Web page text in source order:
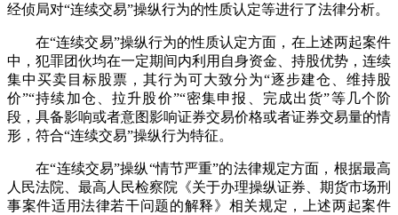
经侦局对“连续交易”操纵行为的性质认定等进行了法律分析。
在“连续交易”操纵行为的性质认定方面，在上述两起案件
中，犯罪团伙均在一定期间内利用自身资金、持股优势，连续
集中买卖目标股票，其行为可大致分为“逐步建仓、维持股
价”“持续加仓、拉升股价”“密集申报、完成出货”等几个阶
段，具备影响或者意图影响证券交易价格或者证券交易量的情
形，符合“连续交易”操纵行为特征。
在“连续交易”操纵“情节严重”的法律规定方面，根据最高
人民法院、最高人民检察院《关于办理操纵证券、期货市场刑
事案件适用法律若干问题的解释》相关规定，上述两起案件